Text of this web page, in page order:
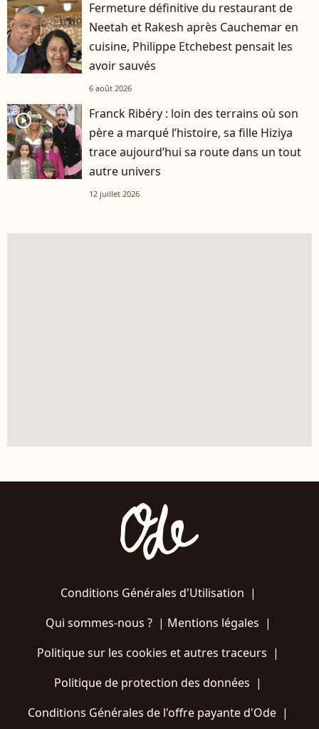
Fermeture définitive du restaurant de
Neetah et Rakesh après Cauchemar en
cuisine, Philippe Etchebest pensait les
avoir sauvés
6 août 2026
player2
Franck Ribéry : loin des terrains où son
père a marqué l’histoire, sa fille Hiziya
trace aujourd’hui sa route dans un tout
autre univers
12 juillet 2026
Conditions Générales d'Utilisation |
Qui sommes-nous ?| Mentions légales |
Politique sur les cookies et autres traceurs |
Politique de protection des données |
Conditions Générales de l'offre payante d'Ode |